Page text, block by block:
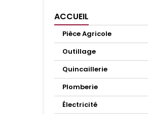
ACCUEIL
Pièce Agricole
Outillage
Quincaillerie
Plomberie
Électricité